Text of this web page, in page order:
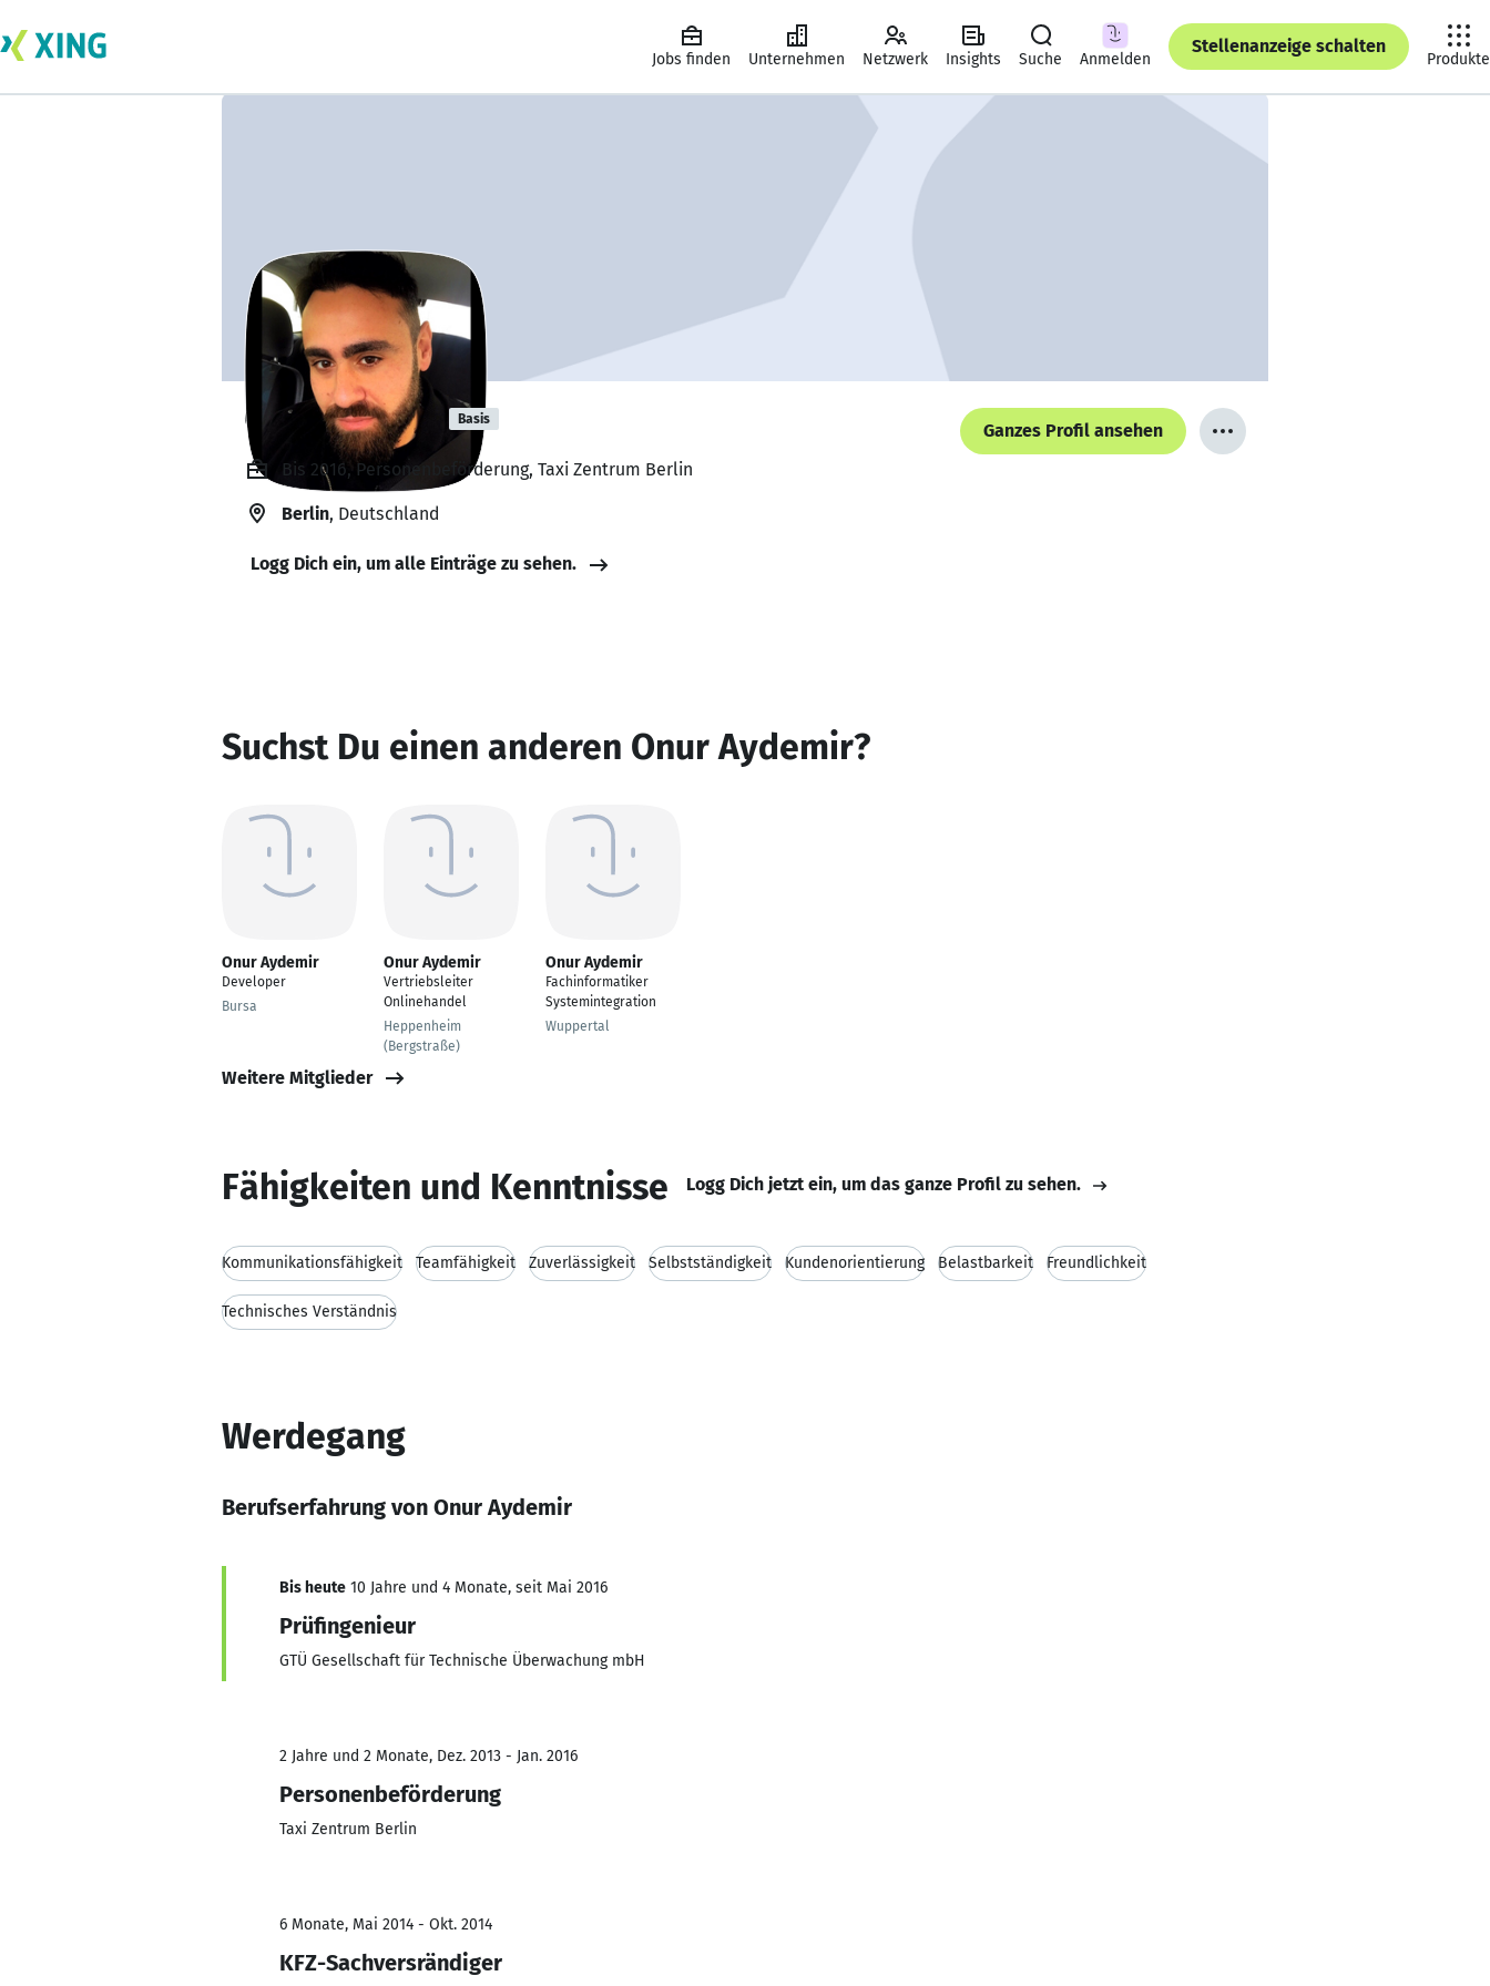
Jobs finden Unternehmen Netzwerk Insights Suche Anmelden
Stellenanzeige schalten
Produkte
Onur Aydemir Basis
Ganzes Profil ansehen
Bis 2016, Personenbeförderung, Taxi Zentrum Berlin
Berlin, Deutschland
Logg Dich ein, um alle Einträge zu sehen.
Suchst Du einen anderen Onur Aydemir?
Onur Aydemir
Developer
Bursa
Onur Aydemir
Vertriebsleiter
Onlinehandel
Heppenheim
(Bergstraße)
Onur Aydemir
Fachinformatiker
Systemintegration
Wuppertal
Weitere Mitglieder
Fähigkeiten und Kenntnisse Logg Dich jetzt ein, um das ganze Profil zu sehen.
Kommunikationsfähigkeit Teamfähigkeit Zuverlässigkeit Selbstständigkeit Kundenorientierung Belastbarkeit Freundlichkeit
Technisches Verständnis
Werdegang
Berufserfahrung von Onur Aydemir
Bis heute 10 Jahre und 4 Monate, seit Mai 2016
Prüfingenieur
GTÜ Gesellschaft für Technische Überwachung mbH
2 Jahre und 2 Monate, Dez. 2013 - Jan. 2016
Personenbeförderung
Taxi Zentrum Berlin
6 Monate, Mai 2014 - Okt. 2014
KFZ-Sachversrändiger